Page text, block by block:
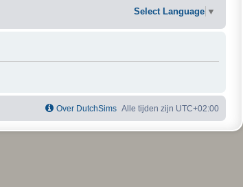
Select Language ▼
Alle tijden zijn UTC+02:00
Over DutchSims